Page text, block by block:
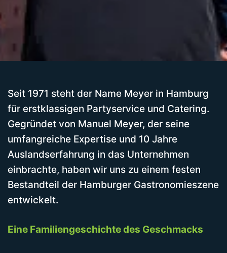
Seit 1971 steht der Name Meyer in Hamburg
für erstklassigen Partyservice und Catering.
Gegründet von Manuel Meyer, der seine
umfangreiche Expertise und 10 Jahre
Auslandserfahrung in das Unternehmen
einbrachte, haben wir uns zu einem festen
Bestandteil der Hamburger Gastronomieszene
entwickelt.
Eine Familiengeschichte des Geschmacks